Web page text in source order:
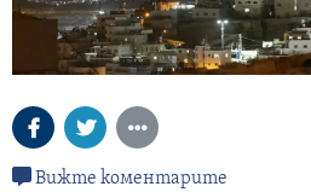
Вижте коментарите